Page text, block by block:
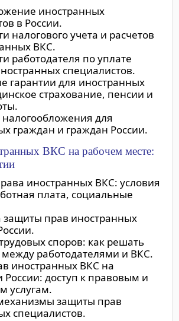
иностранных
в России.
налогового учета и расчетов
ВКС.
работодателя по уплате
специалистов.
гарантии для иностранных
страхование, пенсии и
для
граждан и граждан России.
ВКС на рабочем месте:
иностранных ВКС: условия
плата, социальные
прав иностранных
споров: как решать
работодателями и ВКС.
иностранных ВКС на
России: доступ к правовым и
услугам.
защиты прав
специалистов.